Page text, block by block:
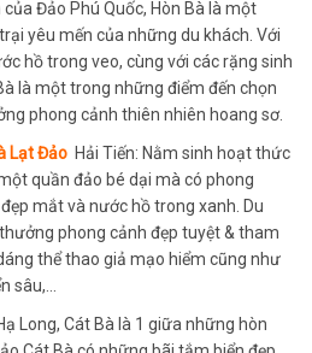
Đảo Phú Quốc, Hòn Bà là một
yêu mến của những du khách. Với
hồ trong veo, cùng với các rặng sinh
là một trong những điểm đến chọn
phong cảnh thiên nhiên hoang sơ.
Lạt Đảo Hải Tiến: Nằm sinh hoạt thức
quần đảo bé dại mà có phong
mắt và nước hồ trong xanh. Du
phong cảnh đẹp tuyệt & tham
thể thao giả mạo hiểm cũng như
sâu,…
Long, Cát Bà là 1 giữa những hòn